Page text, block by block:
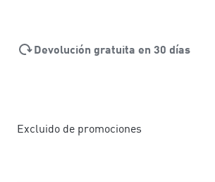
Devolución gratuita en 30 días
Excluido de promociones